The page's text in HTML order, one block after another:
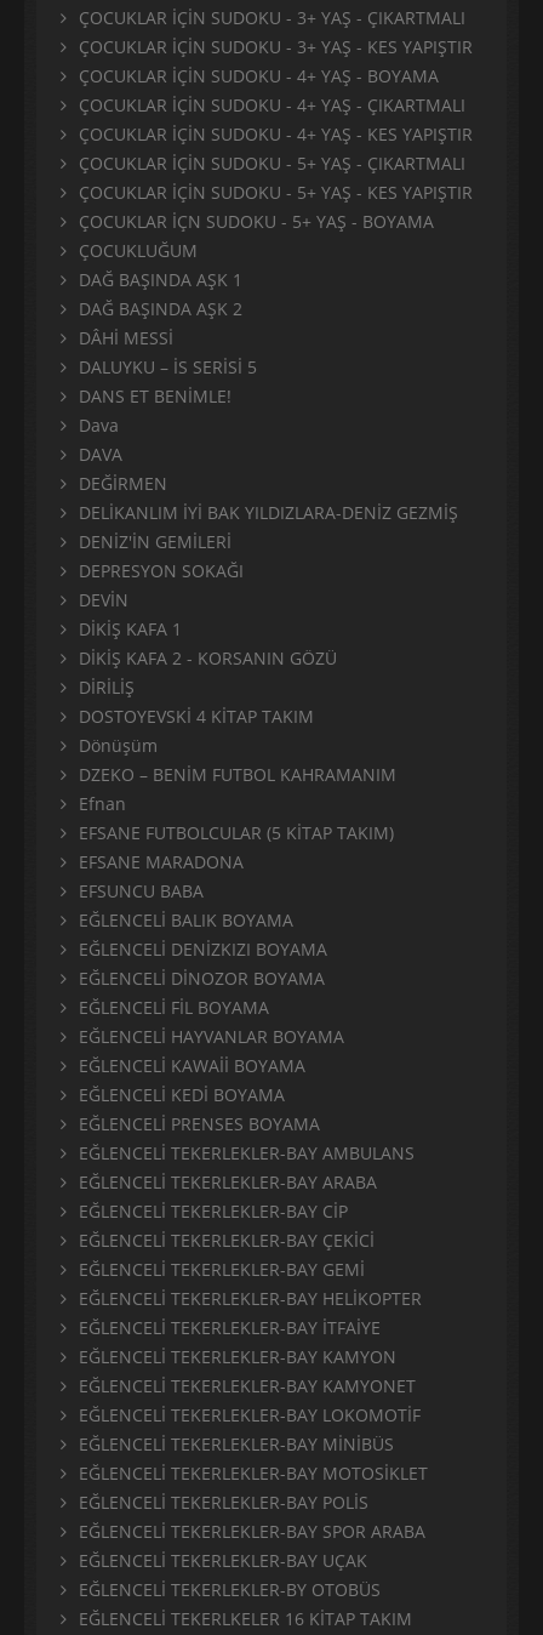
ÇOCUKLAR İÇİN SUDOKU - 3+ YAŞ - ÇIKARTMALI
ÇOCUKLAR İÇİN SUDOKU - 3+ YAŞ - KES YAPIŞTIR
ÇOCUKLAR İÇİN SUDOKU - 4+ YAŞ - BOYAMA
ÇOCUKLAR İÇİN SUDOKU - 4+ YAŞ - ÇIKARTMALI
ÇOCUKLAR İÇİN SUDOKU - 4+ YAŞ - KES YAPIŞTIR
ÇOCUKLAR İÇİN SUDOKU - 5+ YAŞ - ÇIKARTMALI
ÇOCUKLAR İÇİN SUDOKU - 5+ YAŞ - KES YAPIŞTIR
ÇOCUKLAR İÇN SUDOKU - 5+ YAŞ - BOYAMA
ÇOCUKLUĞUM
DAĞ BAŞINDA AŞK 1
DAĞ BAŞINDA AŞK 2
DÂHİ MESSİ
DALUYKU – İS SERİSİ 5
DANS ET BENİMLE!
Dava
DAVA
DEĞİRMEN
DELİKANLIM İYİ BAK YILDIZLARA-DENİZ GEZMİŞ
DENİZ'İN GEMİLERİ
DEPRESYON SOKAĞI
DEVİN
DİKİŞ KAFA 1
DİKİŞ KAFA 2 - KORSANIN GÖZÜ
DİRİLİŞ
DOSTOYEVSKİ 4 KİTAP TAKIM
Dönüşüm
DZEKO – BENİM FUTBOL KAHRAMANIM
Efnan
EFSANE FUTBOLCULAR (5 KİTAP TAKIM)
EFSANE MARADONA
EFSUNCU BABA
EĞLENCELİ BALIK BOYAMA
EĞLENCELİ DENİZKIZI BOYAMA
EĞLENCELİ DİNOZOR BOYAMA
EĞLENCELİ FİL BOYAMA
EĞLENCELİ HAYVANLAR BOYAMA
EĞLENCELİ KAWAİİ BOYAMA
EĞLENCELİ KEDİ BOYAMA
EĞLENCELİ PRENSES BOYAMA
EĞLENCELİ TEKERLEKLER-BAY AMBULANS
EĞLENCELİ TEKERLEKLER-BAY ARABA
EĞLENCELİ TEKERLEKLER-BAY CİP
EĞLENCELİ TEKERLEKLER-BAY ÇEKİCİ
EĞLENCELİ TEKERLEKLER-BAY GEMİ
EĞLENCELİ TEKERLEKLER-BAY HELİKOPTER
EĞLENCELİ TEKERLEKLER-BAY İTFAİYE
EĞLENCELİ TEKERLEKLER-BAY KAMYON
EĞLENCELİ TEKERLEKLER-BAY KAMYONET
EĞLENCELİ TEKERLEKLER-BAY LOKOMOTİF
EĞLENCELİ TEKERLEKLER-BAY MİNİBÜS
EĞLENCELİ TEKERLEKLER-BAY MOTOSİKLET
EĞLENCELİ TEKERLEKLER-BAY POLİS
EĞLENCELİ TEKERLEKLER-BAY SPOR ARABA
EĞLENCELİ TEKERLEKLER-BAY UÇAK
EĞLENCELİ TEKERLEKLER-BY OTOBÜS
EĞLENCELİ TEKERLKELER 16 KİTAP TAKIM